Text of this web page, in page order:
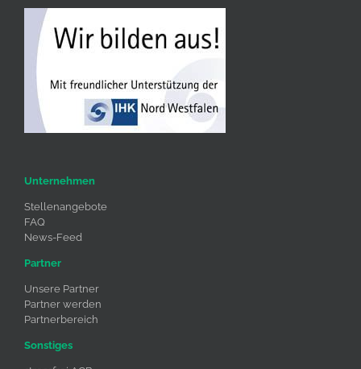
Unternehmen
Stellenangebote
FAQ
News-Feed
Partner
Unsere Partner
Partner werden
Partnerbereich
Sonstiges